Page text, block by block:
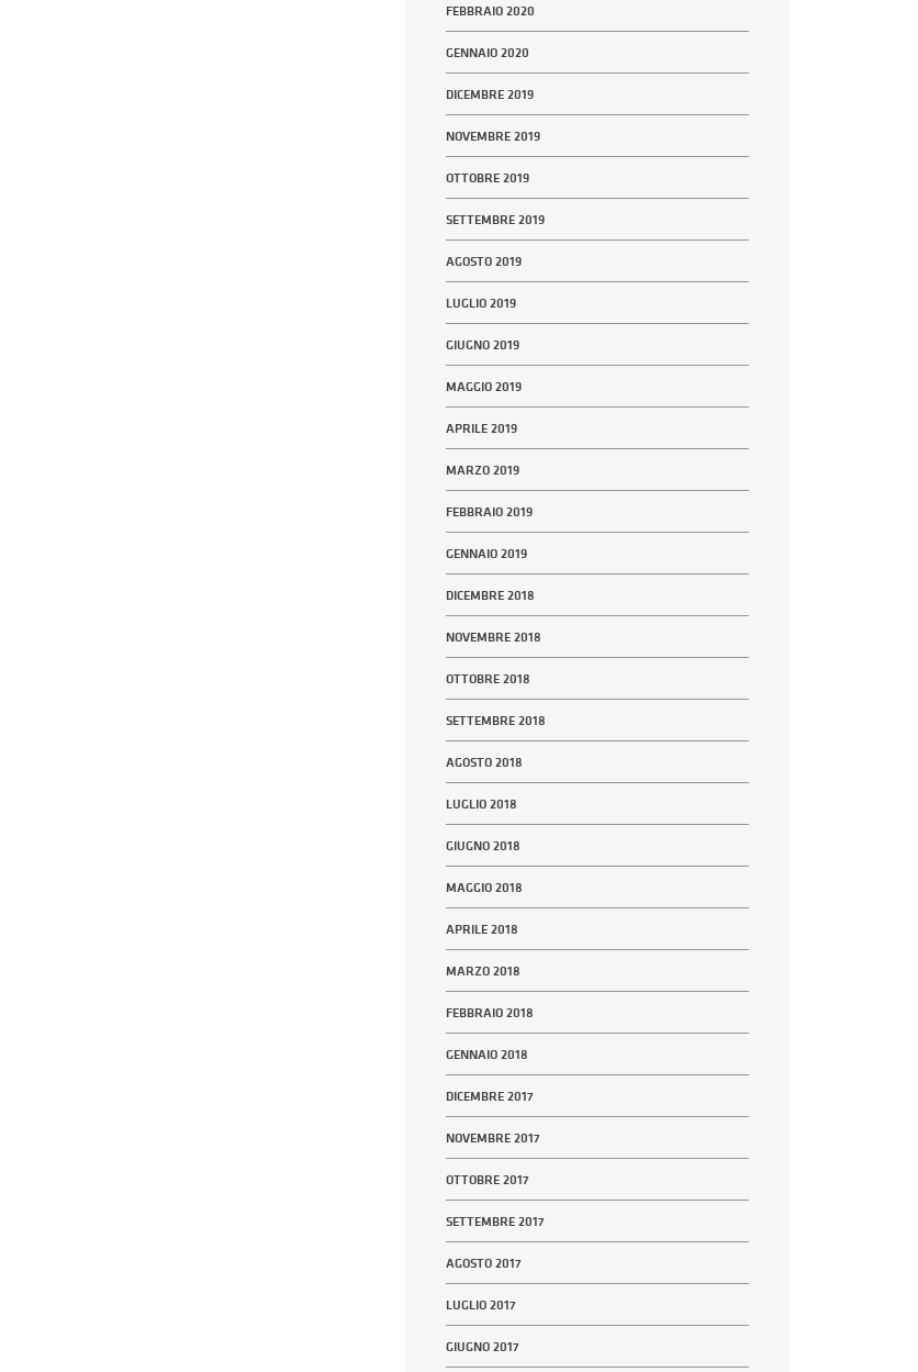
FEBBRAIO 2020
GENNAIO 2020
DICEMBRE 2019
NOVEMBRE 2019
OTTOBRE 2019
SETTEMBRE 2019
AGOSTO 2019
LUGLIO 2019
GIUGNO 2019
MAGGIO 2019
APRILE 2019
MARZO 2019
FEBBRAIO 2019
GENNAIO 2019
DICEMBRE 2018
NOVEMBRE 2018
OTTOBRE 2018
SETTEMBRE 2018
AGOSTO 2018
LUGLIO 2018
GIUGNO 2018
MAGGIO 2018
APRILE 2018
MARZO 2018
FEBBRAIO 2018
GENNAIO 2018
DICEMBRE 2017
NOVEMBRE 2017
OTTOBRE 2017
SETTEMBRE 2017
AGOSTO 2017
LUGLIO 2017
GIUGNO 2017